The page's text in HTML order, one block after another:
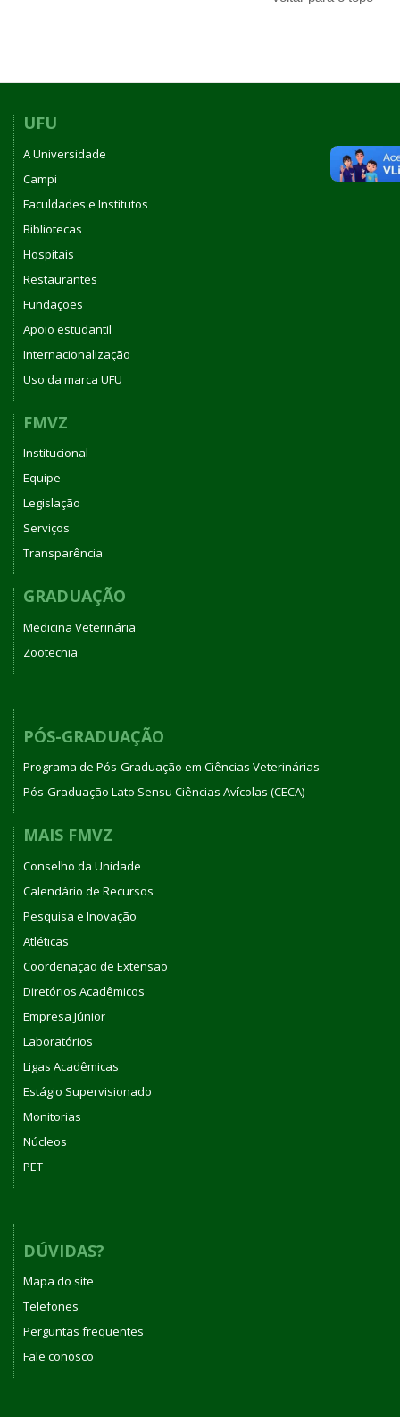
UFU
A Universidade
Campi
Faculdades e Institutos
Bibliotecas
Hospitais
Restaurantes
Fundações
Apoio estudantil
Internacionalização
Uso da marca UFU
FMVZ
Institucional
Equipe
Legislação
Serviços
Transparência
GRADUAÇÃO
Medicina Veterinária
Zootecnia
PÓS-GRADUAÇÃO
Programa de Pós-Graduação em Ciências Veterinárias
Pós-Graduação Lato Sensu Ciências Avícolas (CECA)
MAIS FMVZ
Conselho da Unidade
Calendário de Recursos
Pesquisa e Inovação
Atléticas
Coordenação de Extensão
Diretórios Acadêmicos
Empresa Júnior
Laboratórios
Ligas Acadêmicas
Estágio Supervisionado
Monitorias
Núcleos
PET
DÚVIDAS?
Mapa do site
Telefones
Perguntas frequentes
Fale conosco